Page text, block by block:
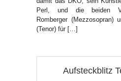
Perl, und die beiden
Romberger (Mezzosopran)
(Tenor) für […]
Aufsteckblitz